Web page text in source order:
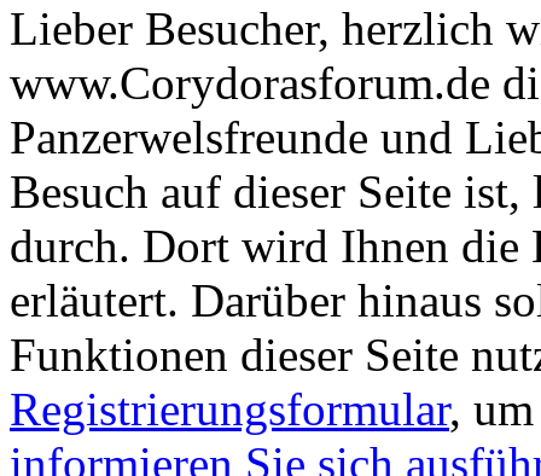
Lieber Besucher, herzlich
www.Corydorasforum.de
Panzerwelsfreunde und
Besuch auf dieser Seite
durch. Dort wird Ihnen die
erläutert. Darüber hinaus
Funktionen dieser Seite
Registrierungsformular,
informieren Sie sich